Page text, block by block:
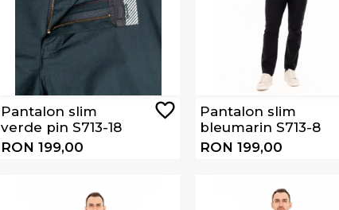
Pantalon slim
verde pin S713-18
RON 199,00
Pantalon slim
bleumarin S713-8
RON 199,00